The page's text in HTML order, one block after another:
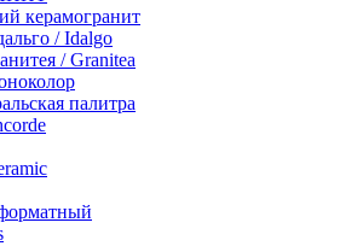
керамогранит
/ Idalgo
/ Granitea
палитра